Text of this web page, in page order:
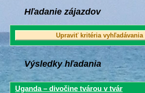
Hľadanie zájazdov
Výsledky hľadania
Uganda – divočine tvárou v tvár